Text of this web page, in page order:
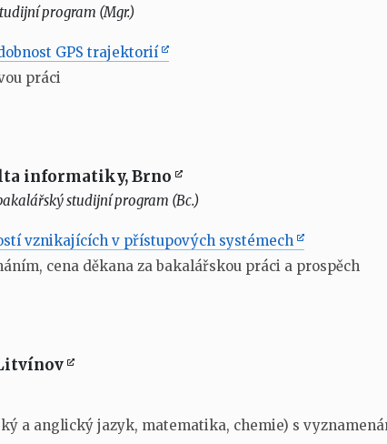
program (Mgr.)
GPS trajektorií
práci
informatiky, Brno
studijní program (Bc.)
vznikajících v přístupových systémech
cena děkana za bakalářskou práci a prospěch
a anglický jazyk, matematika, chemie) s